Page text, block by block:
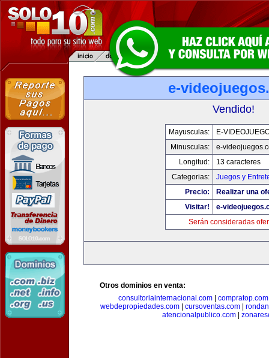
e-
Vendido!
Mayusculas:
E-
Minusculas:
e-
Longitud:
13 caracteres
Categorias:
Juegos y
Precio:
Realizar una
Visitar!
e-
Serán consideradas
Otros dominios en venta:
consultoriainternacional.com
compratop.com
webdepropiedades.com| cursoventas.com|
atencionalpublico.com